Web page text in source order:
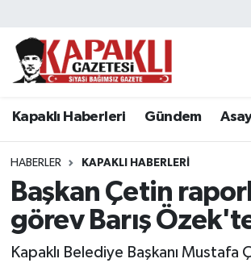
Kapaklı Haberleri Gündem
HABERLER KAPAKLI HABERLERI
Başkan Çetin
görev Barış
Kapaklı Belediye Başkanı Mustafa
Kapaklı Haberleri
Asayiş
Spor
Eğitim
Tekirdağ Nöbetçi Eczaneler
Tekirdağ Namaz Vakitleri
Tekirdağ Trafik Yoğunluk
Süper Lig Puan Durumu ve